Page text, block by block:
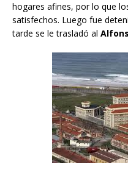
hogares afines, por lo que
satisfechos. Luego fue
tarde se le trasladó al